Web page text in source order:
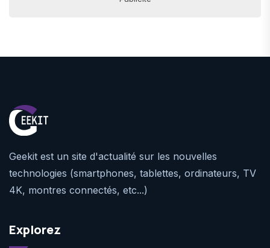
Geekit est un site d'actualité sur les nouvelles
technologies (smartphones, tablettes, ordinateurs, TV
4K, montres connectés, etc...)
Explorez